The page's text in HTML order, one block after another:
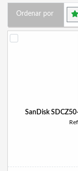
Ordenar por
SanDisk